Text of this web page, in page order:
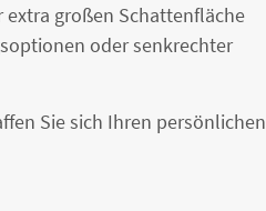
großen Schattenfläche
oder senkrechter
Sie sich Ihren persönlichen